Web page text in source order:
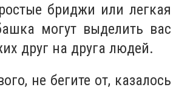
бриджи или легкая
могут выделить вас
друг на друга людей.
не бегите от, казалось